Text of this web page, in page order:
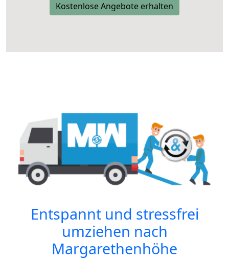
Kostenlose Angebote erhalten
Entspannt und stressfrei
umziehen nach
Margarethenhöhe